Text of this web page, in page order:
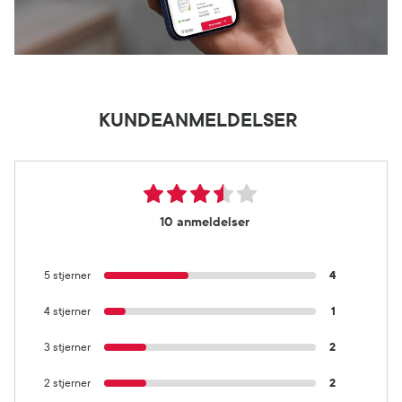
KUNDEANMELDELSER
10 anmeldelser
5 stjerner 4
4 stjerner 1
3 stjerner 2
2 stjerner 2